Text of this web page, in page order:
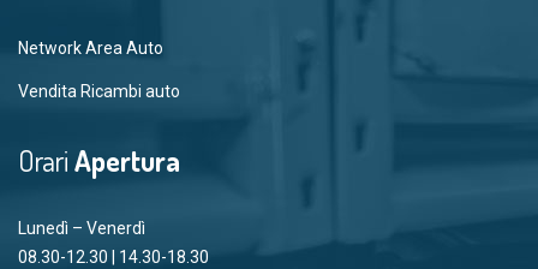
Network Area Auto
Vendita Ricambi auto
OrariApertura
Lunedì – Venerdì
08.30-12.30 | 14.30-18.30